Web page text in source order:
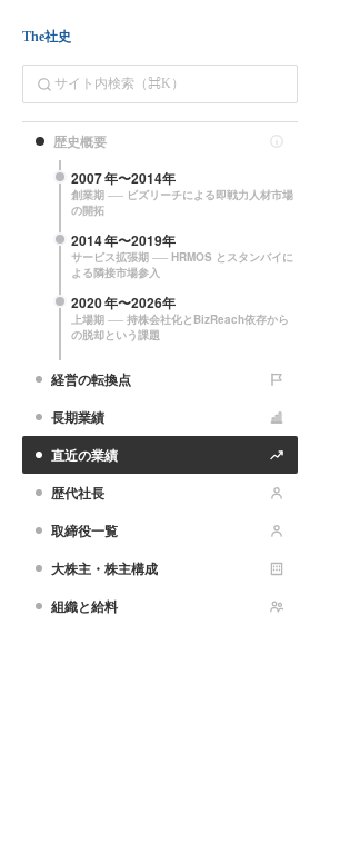
The社史
歴史概要
2007年〜2014年
創業期 ── ビズリーチによる即戦力人材市場
の開拓
2014年〜2019年
サービス拡張期 ── HRMOS とスタンバイに
よる隣接市場参入
2020年〜2026年
上場期 ── 持株会社化とBizReach依存から
の脱却という課題
経営の転換点
長期業績
直近の業績
歴代社長
取締役一覧
大株主・株主構成
組織と給料